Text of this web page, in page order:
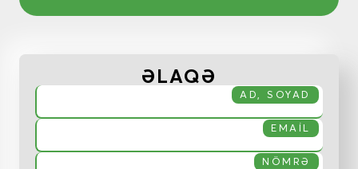
ƏLAQƏ
AD, SOYAD
EMAIL
NÖMRƏ